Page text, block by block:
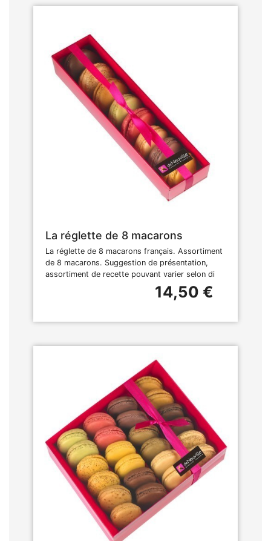
La réglette de 8 macarons
La réglette de 8 macarons français. Assortiment
de 8 macarons. Suggestion de présentation,
assortiment de recette pouvant varier selon di
14,50 €